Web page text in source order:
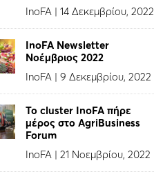
InoFA |14 Δεκεμβρίου, 2022
InoFA Newsletter
Νοέμβριος 2022
InoFA |9 Δεκεμβρίου, 2022
Το cluster InoFA πήρε
μέρος στο AgriBusiness
Forum
InoFA |21 Νοεμβρίου, 2022